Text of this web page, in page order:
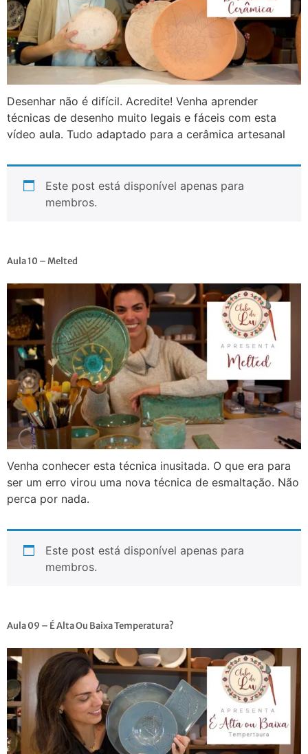
Desenhar não é difícil. Acredite! Venha aprender
técnicas de desenho muito legais e fáceis com esta
vídeo aula. Tudo adaptado para a cerâmica artesanal
Este post está disponível apenas para
membros.
Aula 10 – Melted
Venha conhecer esta técnica inusitada. O que era para
ser um erro virou uma nova técnica de esmaltação. Não
perca por nada.
Este post está disponível apenas para
membros.
Aula 09 – É Alta Ou Baixa Temperatura?